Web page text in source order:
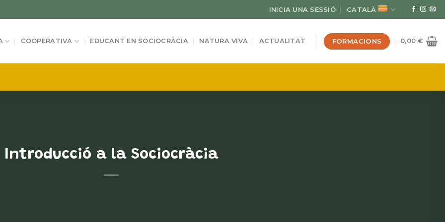
INICIA UNA SESSIÓ CATALÀ
COOPERATIVA EDUCANT EN SOCIOCRÀCIA NATURA VIVA ACTUALITAT FORMACIONS 0,00€
Introducció a la Sociocràcia